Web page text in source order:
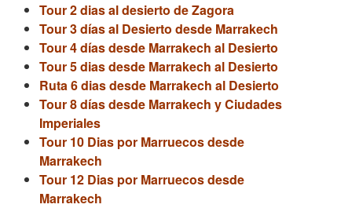
Tour 2 dias al desierto de Zagora
Tour 3 días al Desierto desde Marrakech
Tour 4 días desde Marrakech al Desierto
Tour 5 dias desde Marrakech al Desierto
Ruta 6 dias desde Marrakech al Desierto
Tour 8 días desde Marrakech y Ciudades
Imperiales
Tour 10 Dias por Marruecos desde
Marrakech
Tour 12 Dias por Marruecos desde
Marrakech